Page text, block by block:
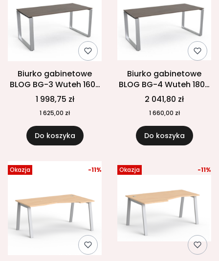
Biurko gabinetowe
BLOG BG-3 Wuteh 1600
× 800 mm
1 998,75 zł
1 625,00 zł
Do koszyka
Biurko gabinetowe
BLOG BG-4 Wuteh 1800
× 800 mm
2 041,80 zł
1 660,00 zł
Do koszyka
Okazja -11% Okazja -11%